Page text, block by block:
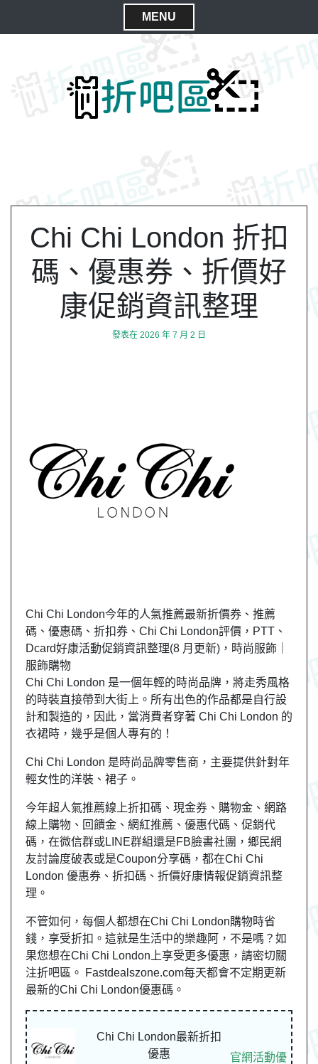
MENU
C
Chi Chi London 折扣
碼、優惠券、折價好
康促銷資訊整理
發表在 2026 年 7 月 2 日
Chi Chi London今年的人氣推薦最新折價券、推薦
碼、優惠碼、折扣券、Chi Chi London評價，PTT、
Dcard好康活動促銷資訊整理(8 月更新)，時尚服飾｜
服飾購物
Chi Chi London 是一個年輕的時尚品牌，將走秀風格
的時裝直接帶到大街上。所有出色的作品都是自行設
計和製造的，因此，當消費者穿著 Chi Chi London 的
衣裙時，幾乎是個人專有的！
Chi Chi London 是時尚品牌零售商，主要提供針對年
輕女性的洋裝、裙子。
今年超人氣推薦線上折扣碼、現金券、購物金、網路
線上購物、回饋金、網紅推薦、優惠代碼、促銷代
碼，在微信群或LINE群組還是FB臉書社團，鄉民網
友討論度破表或是Coupon分享碼，都在Chi Chi
London 優惠券、折扣碼、折價好康情報促銷資訊整
理。
不管如何，每個人都想在Chi Chi London購物時省
錢，享受折扣。這就是生活中的樂趣阿，不是嗎？如
果您想在Chi Chi London上享受更多優惠，請密切關
注折吧區。 Fastdealszone.com每天都會不定期更新
最新的Chi Chi London優惠碼。
Chi Chi London最新折扣
優惠
官網活動優